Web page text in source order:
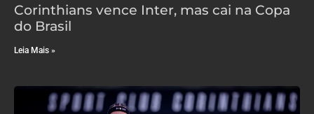
Corinthians vence Inter, mas cai na Copa
do Brasil
Leia Mais »